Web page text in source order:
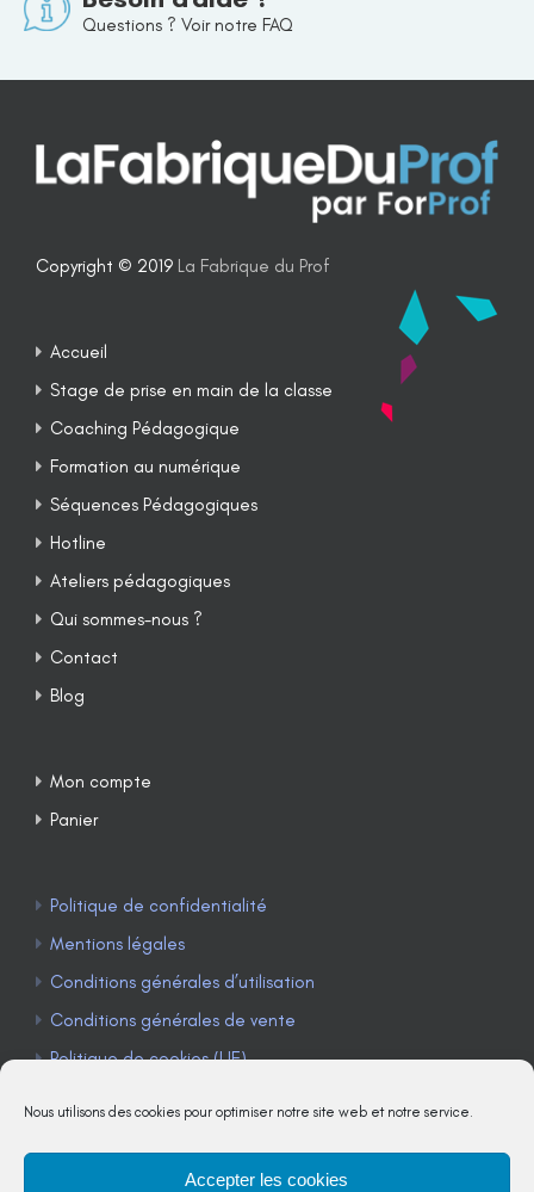
Nous utilisons des cookies pour optimiser notre site web et notre service.
Accepter les cookies
Questions ? Voir notre FAQ
Copyright © 2019 La Fabrique du Prof
Accueil
Stage de prise en main de la classe
Coaching Pédagogique
Formation au numérique
Séquences Pédagogiques
Hotline
Ateliers pédagogiques
Qui sommes-nous ?
Contact
Blog
Mon compte
Panier
Politique de confidentialité
Mentions légales
Conditions générales d’utilisation
Conditions générales de vente
Politique de cookies (UE)